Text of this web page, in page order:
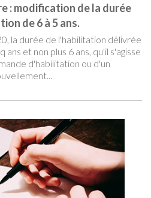
: modification de la durée
de 6 à 5 ans.
la durée de l'habilitation délivrée
et non plus 6 ans, qu'il s'agisse
d'habilitation ou d'un